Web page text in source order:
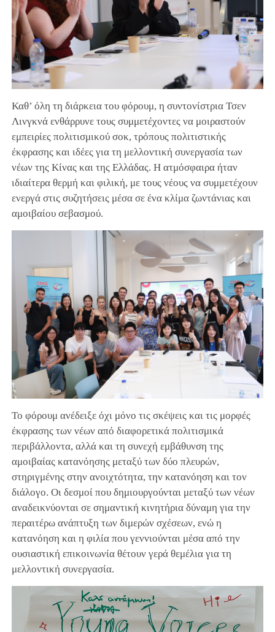
Καθ’ όλη τη διάρκεια του φόρουμ, η συντονίστρια Τσεν
Λινγκνά ενθάρρυνε τους συμμετέχοντες να μοιραστούν
εμπειρίες πολιτισμικού σοκ, τρόπους πολιτιστικής
έκφρασης και ιδέες για τη μελλοντική συνεργασία των
νέων της Κίνας και της Ελλάδας. Η ατμόσφαιρα ήταν
ιδιαίτερα θερμή και φιλική, με τους νέους να συμμετέχουν
ενεργά στις συζητήσεις μέσα σε ένα κλίμα ζωντάνιας και
αμοιβαίου σεβασμού.
Το φόρουμ ανέδειξε όχι μόνο τις σκέψεις και τις μορφές
έκφρασης των νέων από διαφορετικά πολιτισμικά
περιβάλλοντα, αλλά και τη συνεχή εμβάθυνση της
αμοιβαίας κατανόησης μεταξύ των δύο πλευρών,
στηριγμένης στην ανοιχτότητα, την κατανόηση και τον
διάλογο. Οι δεσμοί που δημιουργούνται μεταξύ των νέων
αναδεικνύονται σε σημαντική κινητήρια δύναμη για την
περαιτέρω ανάπτυξη των διμερών σχέσεων, ενώ η
κατανόηση και η φιλία που γεννιούνται μέσα από την
ουσιαστική επικοινωνία θέτουν γερά θεμέλια για τη
μελλοντική συνεργασία.